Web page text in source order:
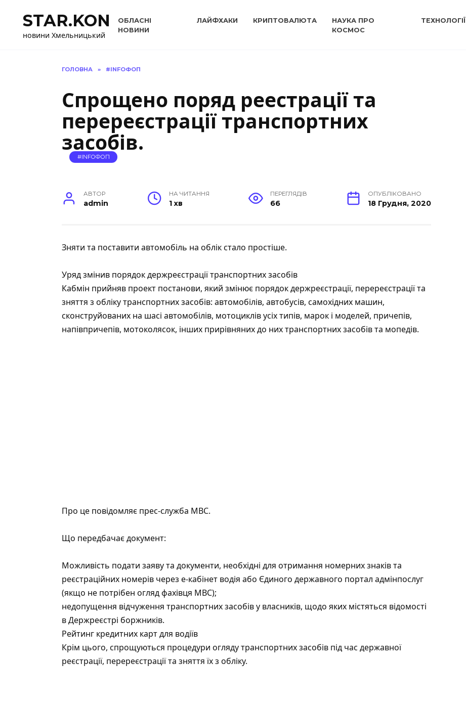
вмістуSTAR.KON
новини Хмельницький
ОБЛАСНІ
НОВИНИ
ЛАЙФХАКИ КРИПТОВАЛЮТА
НАУКА ПРО
КОСМОС
ТЕХНОЛОГІЇ
ГОЛОВНА » #INFOФОП
Спрощено поряд реестрації та
перереєстрації транспортних
засобів.
#INFOФОП
АВТОР
admin
НА ЧИТАННЯ
1 хв
ПЕРЕГЛЯДІВ
66
ОПУБЛІКОВАНО
18 Грудня, 2020
Зняти та поставити автомобіль на облік стало простіше.
Уряд змінив порядок держреєстрації транспортних засобів
Кабмін прийняв проект постанови, який змінює порядок держреєстрації, перереєстрації та
зняття з обліку транспортних засобів: автомобілів, автобусів, самохідних машин,
сконструйованих на шасі автомобілів, мотоциклів усіх типів, марок і моделей, причепів,
напівпричепів, мотоколясок, інших прирівняних до них транспортних засобів та мопедів.
Про це повідомляє прес-служба МВС.
Що передбачає документ:
Можливість подати заяву та документи, необхідні для отримання номерних знаків та
реєстраційних номерів через е-кабінет водія або Єдиного державного портал адмінпослуг
(якщо не потрібен огляд фахівця МВС);
недопущення відчуження транспортних засобів у власників, щодо яких містяться відомості
в Держреєстрі боржників.
Рейтинг кредитних карт для водіїв
Крім цього, спрощуються процедури огляду транспортних засобів під час державної
реєстрації, перереєстрації та зняття їх з обліку.